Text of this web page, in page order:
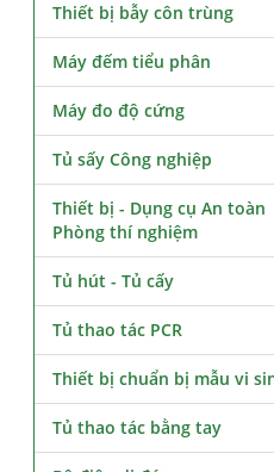
Thiết bị bẫy côn trùng
Máy đếm tiểu phân
Máy đo độ cứng
Tủ sấy Công nghiệp
Thiết bị - Dụng cụ An toàn
Phòng thí nghiệm
Tủ hút - Tủ cấy
Tủ thao tác PCR
Thiết bị chuẩn bị mẫu vi
Tủ thao tác bằng tay